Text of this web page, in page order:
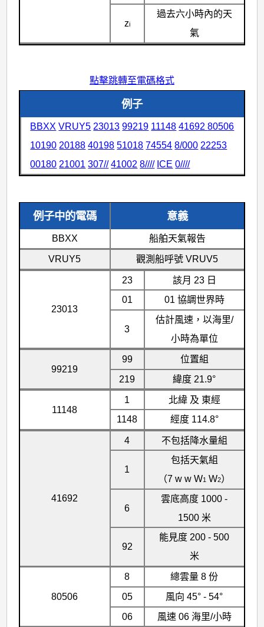
zi
過去六小時內的天
氣
點擊跳轉至電碼格式
例子
BBXX VRUY5 23013 99219 11148 4169280506
10190 20188 40198 51018 74554 8/000 22253
00180 21001 307// 41002 8//// ICE 0////
例子中的電碼 意義
BBXX 船舶天氣報告
VRUY5 觀測船呼號 VRUV5
23013
23
該月 23 日
01
01 協調世界時
3
估計風速，以海里/
小時為單位
99219
99
位置組
219
緯度 21.9°
11148
1
北緯 及 東經
1148
經度 114.8°
41692
4 不包括降水量組
1
包括天氣組
（7 w w W1 W2）
6
雲底高度 1000 -
1500 米
92
能見度 200 - 500
米
80506
8
總雲量 8 份
05
風向 45° - 54°
06
風速 06 海里/小時